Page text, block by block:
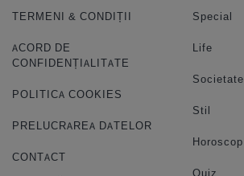
TERMENI & CONDIȚII
ACORD DE
CONFIDENȚIALITATE
POLITICA COOKIES
PRELUCRAREA DATELOR
CONTACT
Special
Life
Societate
Stil
Horoscop
Quiz